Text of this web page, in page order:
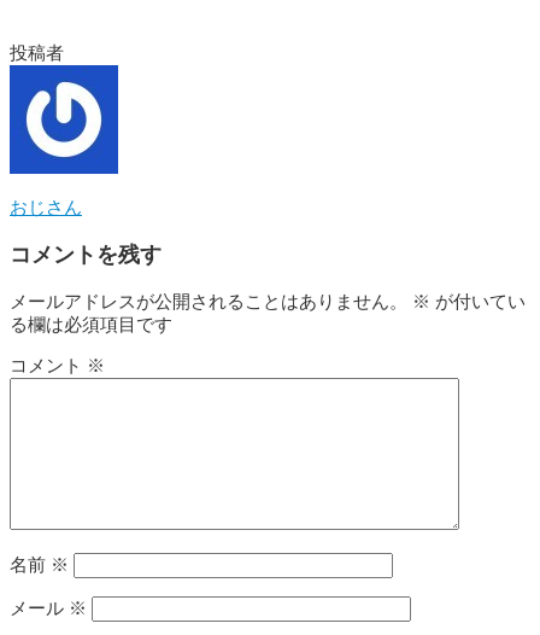
投稿者
おじさん
コメントを残す
メールアドレスが公開されることはありません。 ※ が付いてい
る欄は必須項目です
コメント ※
名前 ※
メール ※